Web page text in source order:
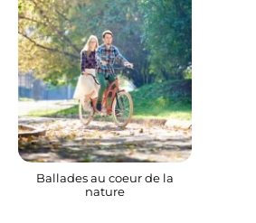
Ballades au coeur de la
nature